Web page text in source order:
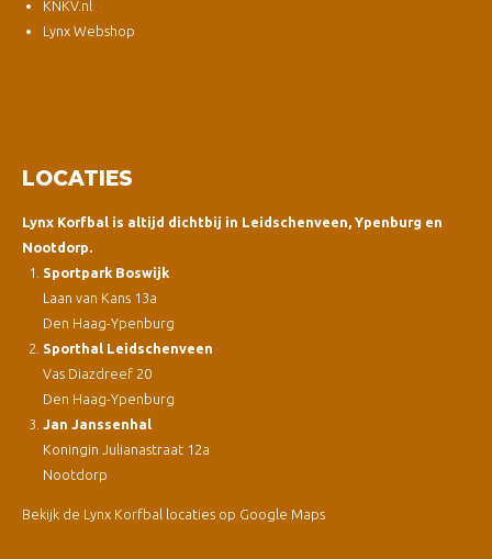
KNKV.nl
Lynx Webshop
LOCATIES
Lynx Korfbal is altijd dichtbij in Leidschenveen, Ypenburg en
Nootdorp.
Sportpark Boswijk
Laan van Kans 13a
Den Haag-Ypenburg
Sporthal Leidschenveen
Vas Diazdreef 20
Den Haag-Ypenburg
Jan Janssenhal
Koningin Julianastraat 12a
Nootdorp
Bekijk de Lynx Korfbal locaties op Google Maps